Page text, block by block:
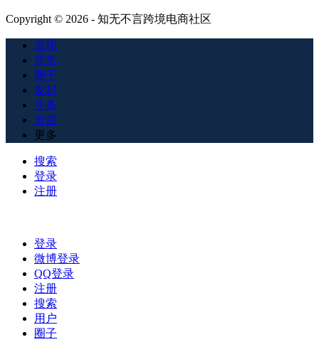
Copyright © 2026 - 知无不言跨境电商社区
发现
悬赏
圈子
发起
头条
资源
更多
搜索
登录
注册
登录
微博登录
QQ登录
注册
搜索
用户
圈子